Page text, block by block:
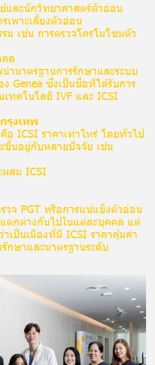
ละนักวิทยาศาสตร์ตัวอ่อน
เพาะเลี้ยงตัวอ่อน
เช่น การตรวจโครโมโซมตัว
ล
ำมาตรฐานการรักษาและระบบ
Genea ซึ่งเป็นชื่อที่ได้รับการ
เทคโนโลยี IVF และ ICSI
รุงเทพ
ICSI ราคาเท่าไหร่ โดยทั่วไป
ขึ้นอยู่กับหลายปัจจัย เช่น
ผสม ICSI
วจ PGT หรือการแช่แข็งตัวอ่อน
ตกต่างกันไปในแต่ละบุคคล แต่
เป็นเมืองที่มี ICSI ราคาคุ้มค่า
กษาและมาตรฐานระดับ